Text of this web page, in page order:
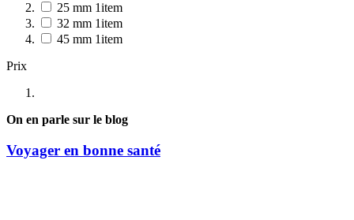
25 mm 1item
32 mm 1item
45 mm 1item
Prix
On en parle sur le blog
Voyager en bonne santé